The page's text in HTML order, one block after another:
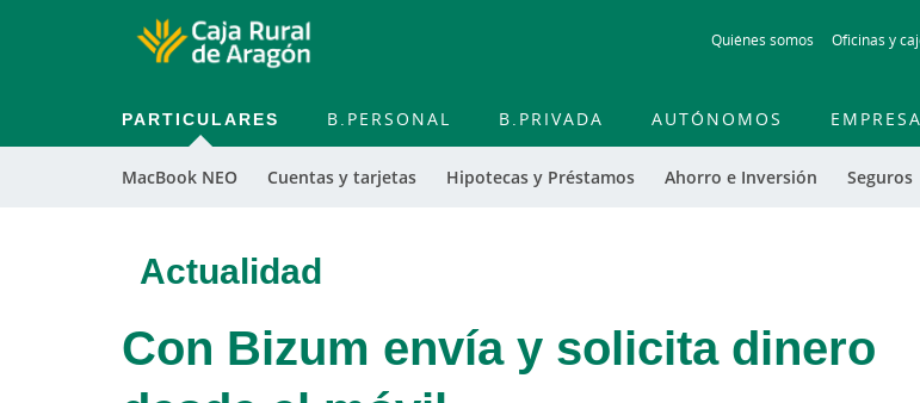
to
Quiénes somos Oficinas y
PARTICULARES
MacBook NEO Cuentas y tarjetas Hipotecas y Préstamos Ahorro e Inversión Seguros
B.PERSONAL B.PRIVADA AUTÓNOMOS
Actualidad
Con Bizum envía y solicita dinero